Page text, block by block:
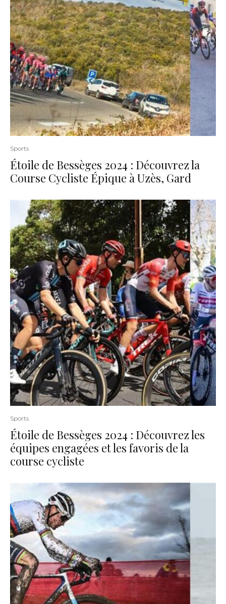
Sports
Étoile de Bessèges 2024 : Découvrez la
Course Cycliste Épique à Uzès, Gard
Sports
Étoile de Bessèges 2024 : Découvrez les
équipes engagées et les favoris de la
course cycliste